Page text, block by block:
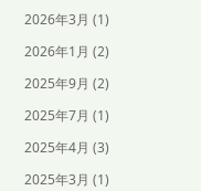
2026年3月 (1)
2026年1月 (2)
2025年9月 (2)
2025年7月 (1)
2025年4月 (3)
2025年3月 (1)